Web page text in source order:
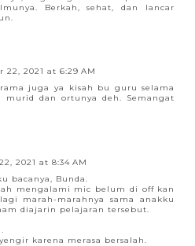
Berkah, sehat, dan lancar
22, 2021 at 6:29 AM
juga ya kisah bu guru selama
murid dan ortunya deh. Semangat
2021 at 8:34 AM
bacanya, Bunda.
mengalami mic belum di off kan
marah-marahnya sama anakku
diajarin pelajaran tersebut.
karena merasa bersalah.